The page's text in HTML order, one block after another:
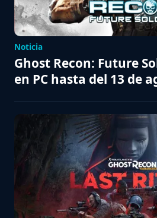
Noticia
Ghost Recon: Future
en PC hasta del 13 de